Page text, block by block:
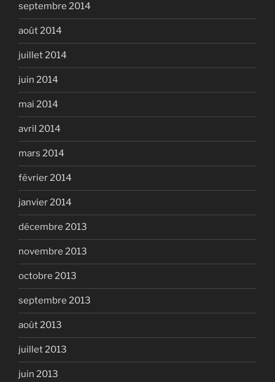
septembre 2014
août 2014
juillet 2014
juin 2014
mai 2014
avril 2014
mars 2014
février 2014
janvier 2014
décembre 2013
novembre 2013
octobre 2013
septembre 2013
août 2013
juillet 2013
juin 2013